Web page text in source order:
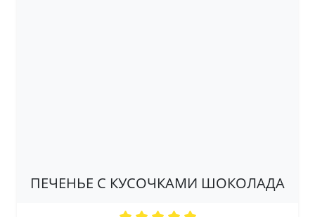
ПЕЧЕНЬЕ С КУСОЧКАМИ ШОКОЛАДА